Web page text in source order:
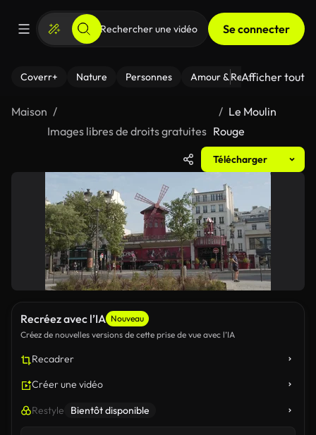
Se connecter
Coverr+ Nature Personnes Amour & Relations Le
Afficher tout
Maison
Images libres de droits gratuites
Le Moulin
Rouge
Télécharger
Recréez avec l’IA Nouveau
Créez de nouvelles versions de cette prise de vue avec l’IA
Recadrer
Créer une vidéo
Restyle Bientôt disponible